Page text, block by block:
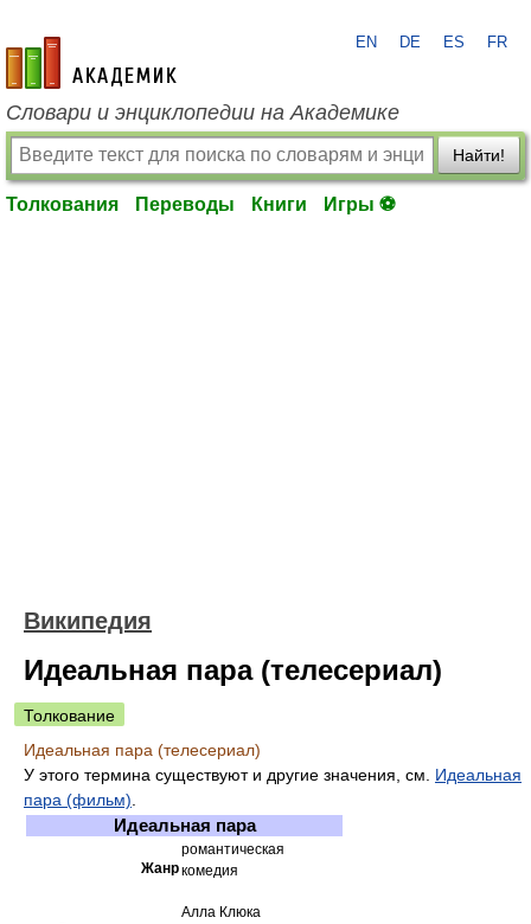
academic.ru
EN DE ES FR
Словари и энциклопедии на Академике
Найти!
Толкования Переводы Книги Игры ⚽
Википедия
Идеальная пара (телесериал)
Толкование
Идеальная пара (телесериал)
У этого термина существуют и другие значения, см. Идеальная
пара (фильм)
Идеальная пара
Жанр
романтическая
комедия
Алла Клюка